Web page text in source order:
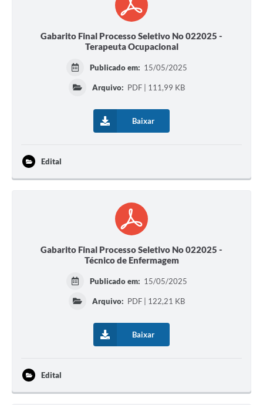
Gabarito Final Processo Seletivo No 022025 -
Terapeuta Ocupacional
Publicado em: 15/05/2025
Arquivo: PDF | 111,99 KB
Baixar
Edital
Gabarito Final Processo Seletivo No 022025 -
Técnico de Enfermagem
Publicado em: 15/05/2025
Arquivo: PDF | 122,21 KB
Baixar
Edital